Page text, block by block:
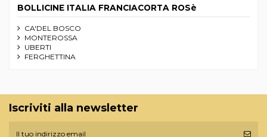
BOLLICINE ITALIA FRANCIACORTA ROSè
CA'DEL BOSCO
MONTEROSSA
UBERTI
FERGHETTINA
Iscriviti alla newsletter